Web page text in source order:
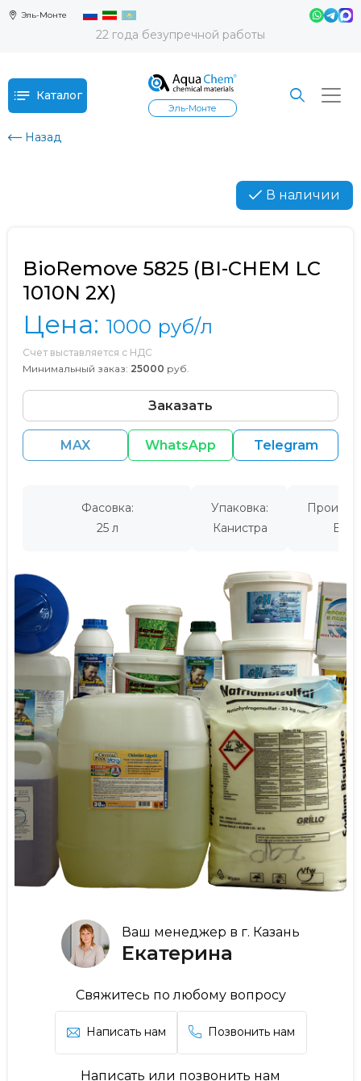
Эль-Монте
22 года безупречной работы
Каталог
Эль-Монте
Назад
В наличии
Ваш менеджер в г. Казань
Екатерина
Свяжитесь по любому вопросу
Написать нам Позвонить нам
Написать или позвонить нам
BioRemove 5825 (BI-CHEM LC
1010N 2Х)
Цена: 1000 руб/л
Счет выставляется с НДС
Минимальный заказ: 25000 руб.
Заказать
MAX WhatsApp Telegram
Фасовка:
25 л
Упаковка:
Канистра